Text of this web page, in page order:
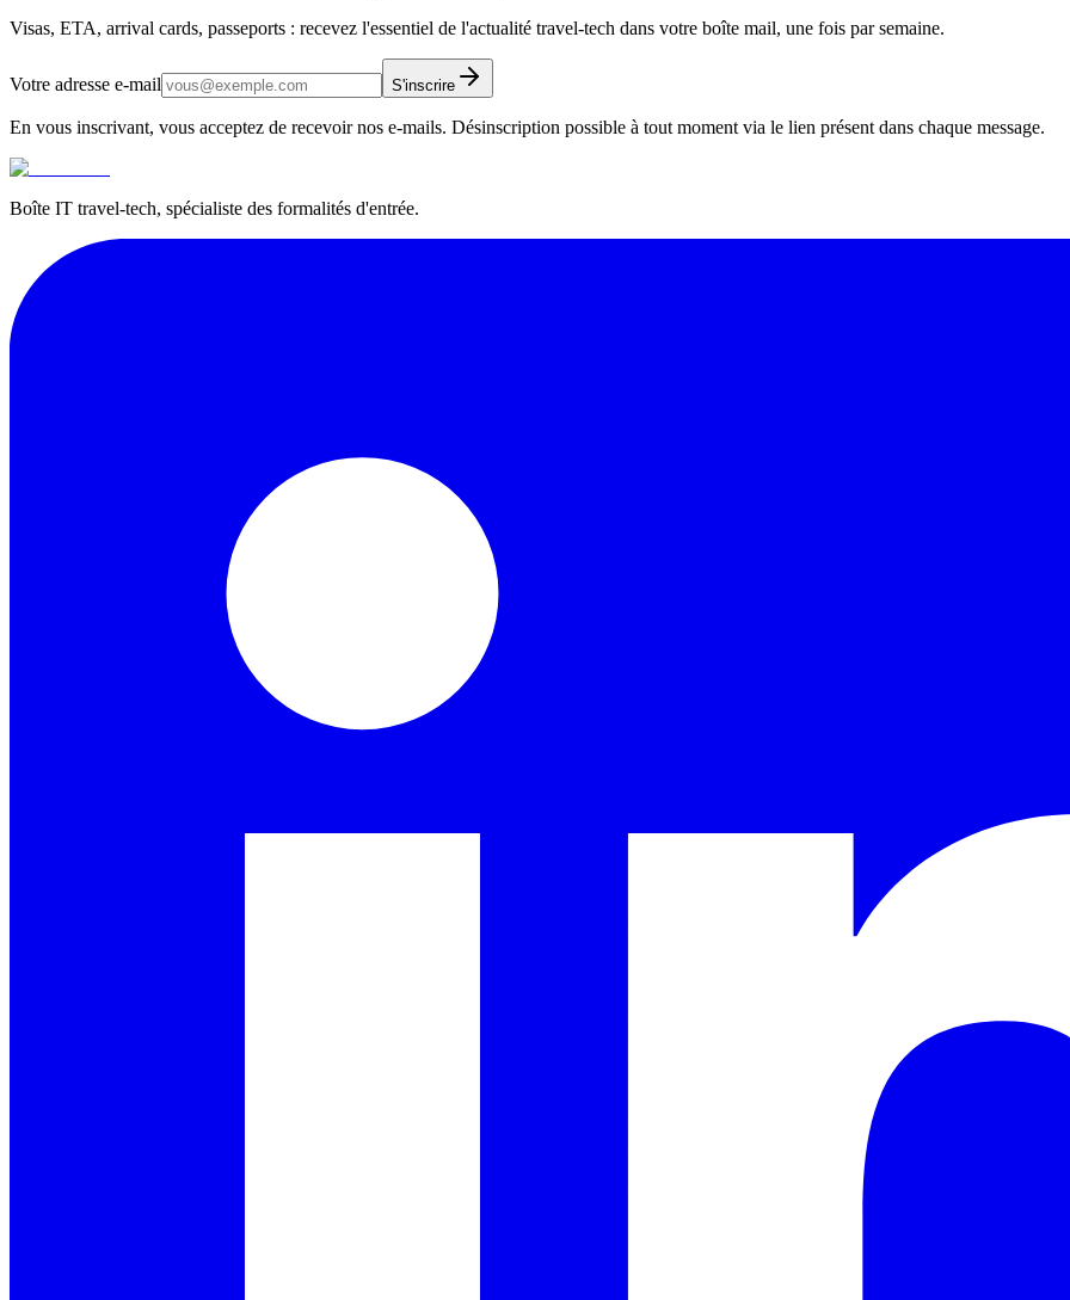
Visas, ETA, arrival cards, passeports : recevez l'essentiel de l'actualité travel-tech dans votre boîte mail, une fois par semaine.
Votre adresse e-mail S'inscrire
En vous inscrivant, vous acceptez de recevoir nos e-mails. Désinscription possible à tout moment via le lien présent dans chaque message.
Boîte IT travel-tech, spécialiste des formalités d'entrée.